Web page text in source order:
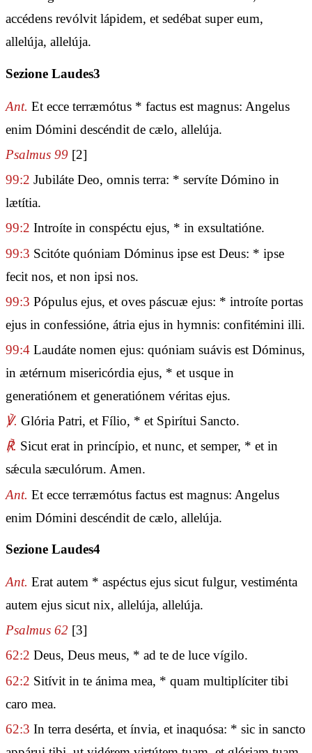
accédens revólvit lápidem, et sedébat super eum,
allelúja, allelúja.
Sezione Laudes3
Ant. Et ecce terræmótus * factus est magnus: Angelus
enim Dómini descéndit de cælo, allelúja.
Psalmus 99 [2]
99:2 Jubiláte Deo, omnis terra: * servíte Dómino in
lætítia.
99:2 Introíte in conspéctu ejus, * in exsultatióne.
99:3 Scitóte quóniam Dóminus ipse est Deus: * ipse
fecit nos, et non ipsi nos.
99:3 Pópulus ejus, et oves páscuæ ejus: * introíte portas
ejus in confessióne, átria ejus in hymnis: confitémini illi.
99:4 Laudáte nomen ejus: quóniam suávis est Dóminus,
in ætérnum misericórdia ejus, * et usque in
generatiónem et generatiónem véritas ejus.
℣. Glória Patri, et Fílio, * et Spirítui Sancto.
℟. Sicut erat in princípio, et nunc, et semper, * et in
sǽcula sæculórum. Amen.
Ant. Et ecce terræmótus factus est magnus: Angelus
enim Dómini descéndit de cælo, allelúja.
Sezione Laudes4
Ant. Erat autem * aspéctus ejus sicut fulgur, vestiménta
autem ejus sicut nix, allelúja, allelúja.
Psalmus 62 [3]
62:2 Deus, Deus meus, * ad te de luce vígilo.
62:2 Sitívit in te ánima mea, * quam multiplíciter tibi
caro mea.
62:3 In terra desérta, et ínvia, et inaquósa: * sic in sancto